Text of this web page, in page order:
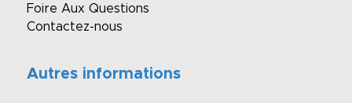
Foire Aux Questions
Contactez-nous
Autres informations